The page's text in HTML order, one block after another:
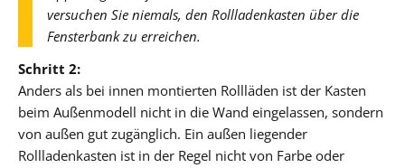
versuchen Sie niemals, den Rollladenkasten über die
Fensterbank zu erreichen.
Schritt 2:
Anders als bei innen montierten Rollläden ist der Kasten
beim Außenmodell nicht in die Wand eingelassen, sondern
von außen gut zugänglich. Ein außen liegender
Rollladenkasten ist in der Regel nicht von Farbe oder